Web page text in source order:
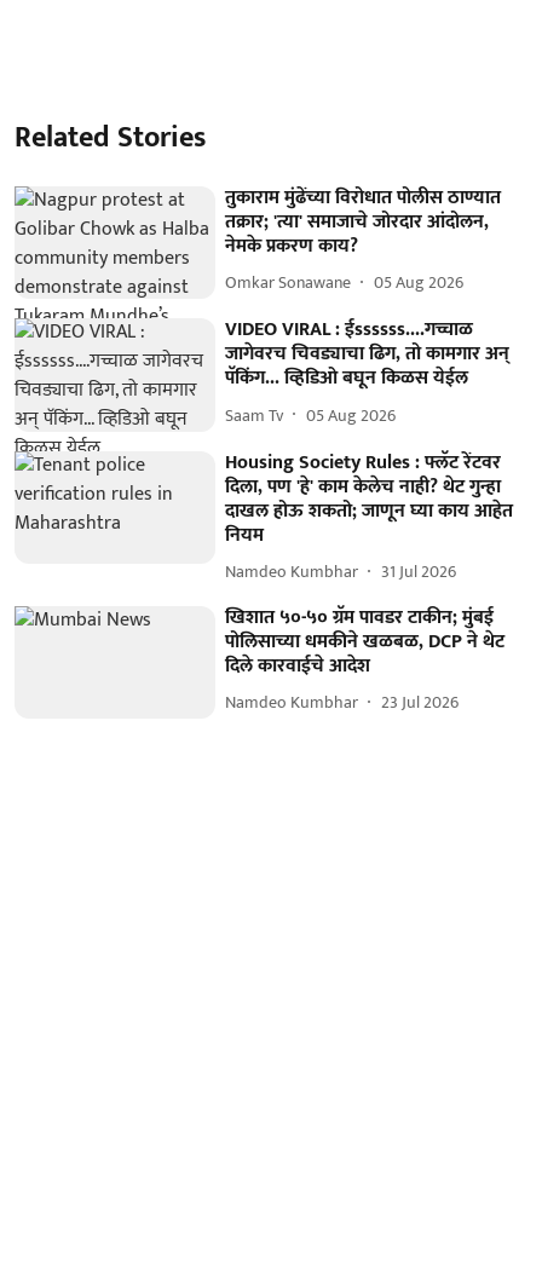
Related Stories
तुकाराम मुंढेंच्या विरोधात पोलीस ठाण्यात
तक्रार; 'त्या' समाजाचे जोरदार आंदोलन,
नेमके प्रकरण काय?
Omkar Sonawane 05 Aug 2026
VIDEO VIRAL : ईssssss....गच्चाळ
जागेवरच चिवड्याचा ढिग, तो कामगार अन्
पॅकिंग... व्हिडिओ बघून किळस येईल
Saam Tv 05 Aug 2026
Housing Society Rules : फ्लॅट रेंटवर
दिला, पण 'हे' काम केलेच नाही? थेट गुन्हा
दाखल होऊ शकतो; जाणून घ्या काय आहेत
नियम
Namdeo Kumbhar 31 Jul 2026
खिशात ५०-५० ग्रॅम पावडर टाकीन; मुंबई
पोलिसाच्या धमकीने खळबळ, DCP ने थेट
दिले कारवाईचे आदेश
Namdeo Kumbhar 23 Jul 2026